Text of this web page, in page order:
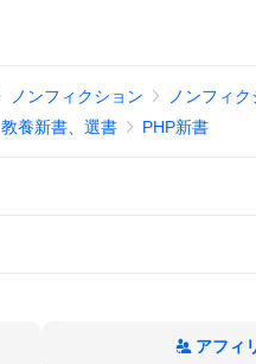
ノンフィクション
ノンフィ
教養新書、選書 PHP新書
アフィ